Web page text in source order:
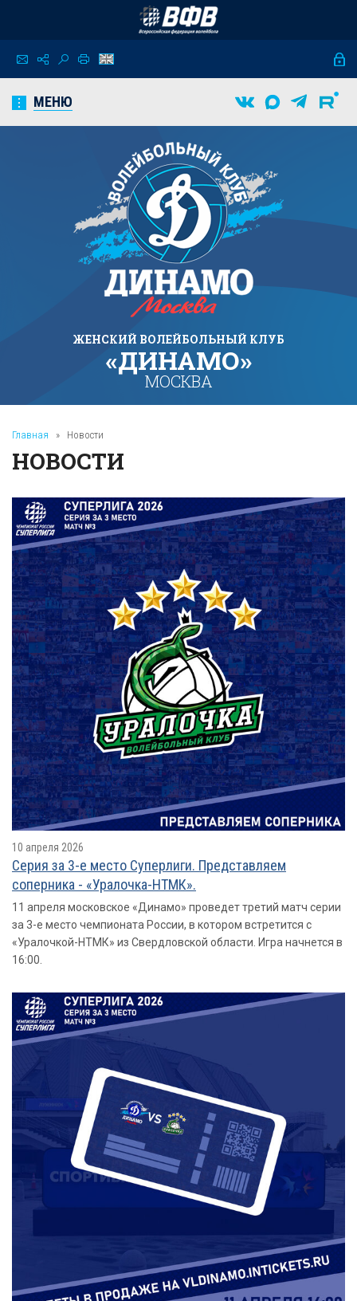
МЕНЮ
ЖЕНСКИЙ ВОЛЕЙБОЛЬНЫЙ КЛУБ
«ДИНАМО»
МОСКВА
Главная » Новости
НОВОСТИ
10 апреля 2026
Серия за 3-е место Суперлиги. Представляем
соперника - «Уралочка-НТМК».
11 апреля московское «Динамо» проведет третий матч серии
за 3-е место чемпионата России, в котором встретится с
«Уралочкой-НТМК» из Свердловской области. Игра начнется в
16:00.